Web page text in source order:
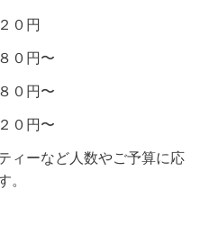
０円
０円〜
０円〜
円〜
ィーなど人数やご予算に応
。